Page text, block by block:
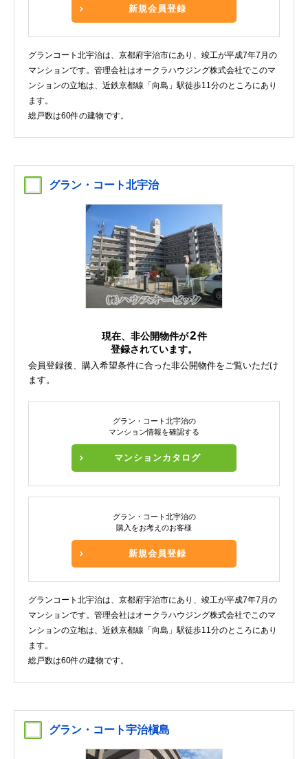
新規会員登録
グランコート北宇治は、京都府宇治市にあり、竣工が平成7年7月の
マンションです。管理会社はオークラハウジング株式会社でこのマ
ンションの立地は、近鉄京都線「向島」駅徒歩11分のところにあり
ます。
総戸数は60件の建物です。
グラン・コート北宇治
現在、非公開物件が2件
登録されています。
会員登録後、購入希望条件に合った非公開物件をご覧いただけ
ます。
グラン・コート北宇治の
マンション情報を確認する
マンションカタログ
グラン・コート北宇治の
購入をお考えのお客様
新規会員登録
グランコート北宇治は、京都府宇治市にあり、竣工が平成7年7月の
マンションです。管理会社はオークラハウジング株式会社でこのマ
ンションの立地は、近鉄京都線「向島」駅徒歩11分のところにあり
ます。
総戸数は60件の建物です。
グラン・コート宇治槇島